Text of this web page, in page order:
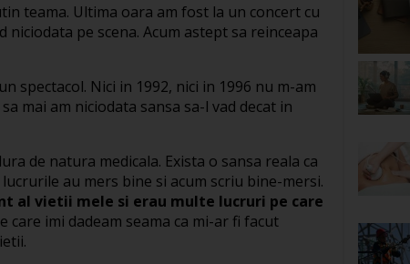
teama. Ultima oara am fost la un concert cu
niciodata pe scena. Acum astept sa reinceapa
spectacol. Nici in 1992, nici in 1996 nu m-am
mai am niciodata sansa sa-l vad decat in
de natura medicala. Exista o sansa reala ca
au mers bine si acum scriu bine-mersi.
al vietii mele si erau multe lucruri pe care
care imi dadeam seama ca mi-ar fi facut